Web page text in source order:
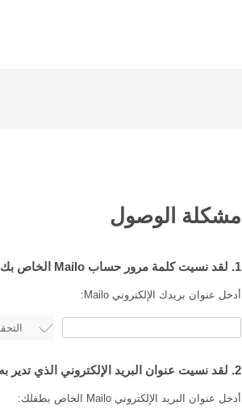
مشكلة الوصول
1. لقد نسيت كلمة مرور حساب Mailo الخاص بك
أدخل عنوان بريدك الإلكتروني Mailo:
2. لقد نسيت عنوان البريد الإلكتروني الذي تدير به حساب طفلك Mailo Junior
أدخل عنوان البريد الإلكتروني Mailo الخاص بطفلك: